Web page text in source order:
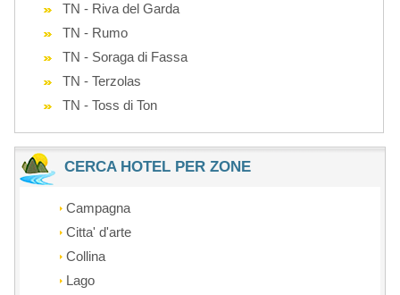
TN - Riva del Garda
TN - Rumo
TN - Soraga di Fassa
TN - Terzolas
TN - Toss di Ton
CERCA HOTEL PER ZONE
Campagna
Citta' d'arte
Collina
Lago